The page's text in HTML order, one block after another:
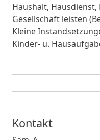
Haushalt,
Gesellschaft leisten
Kleine
Kinder- u.
Kontakt